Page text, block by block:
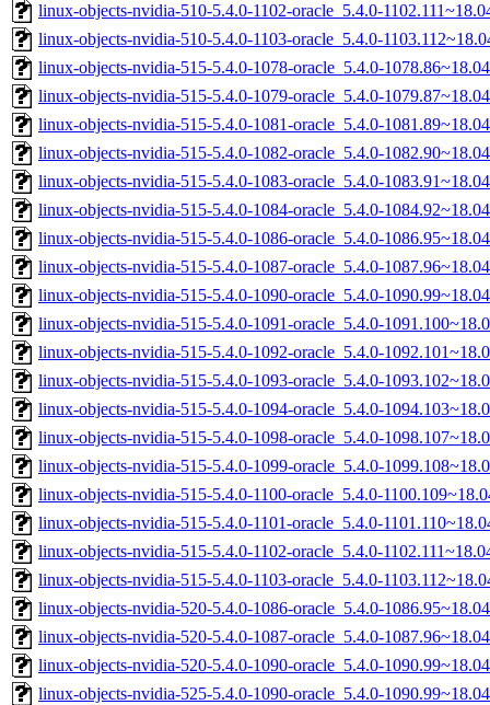
linux-objects-nvidia-510-5.4.0-1102-oracle_5.4.0-
linux-objects-nvidia-510-5.4.0-1103-oracle_5.4.0-
linux-objects-nvidia-515-5.4.0-1078-oracle_5.4.0-
linux-objects-nvidia-515-5.4.0-1079-oracle_5.4.0-
linux-objects-nvidia-515-5.4.0-1081-oracle_5.4.0-
linux-objects-nvidia-515-5.4.0-1082-oracle_5.4.0-
linux-objects-nvidia-515-5.4.0-1083-oracle_5.4.0-
linux-objects-nvidia-515-5.4.0-1084-oracle_5.4.0-
linux-objects-nvidia-515-5.4.0-1086-oracle_5.4.0-
linux-objects-nvidia-515-5.4.0-1087-oracle_5.4.0-
linux-objects-nvidia-515-5.4.0-1090-oracle_5.4.0-
linux-objects-nvidia-515-5.4.0-1091-oracle_5.4.0-
linux-objects-nvidia-515-5.4.0-1092-oracle_5.4.0-
linux-objects-nvidia-515-5.4.0-1093-oracle_5.4.0-
linux-objects-nvidia-515-5.4.0-1094-oracle_5.4.0-
linux-objects-nvidia-515-5.4.0-1098-oracle_5.4.0-
linux-objects-nvidia-515-5.4.0-1099-oracle_5.4.0-
linux-objects-nvidia-515-5.4.0-1100-oracle_5.4.0-
linux-objects-nvidia-515-5.4.0-1101-oracle_5.4.0-
linux-objects-nvidia-515-5.4.0-1102-oracle_5.4.0-
linux-objects-nvidia-515-5.4.0-1103-oracle_5.4.0-
linux-objects-nvidia-520-5.4.0-1086-oracle_5.4.0-
linux-objects-nvidia-520-5.4.0-1087-oracle_5.4.0-
linux-objects-nvidia-520-5.4.0-1090-oracle_5.4.0-
linux-objects-nvidia-525-5.4.0-1090-oracle_5.4.0-